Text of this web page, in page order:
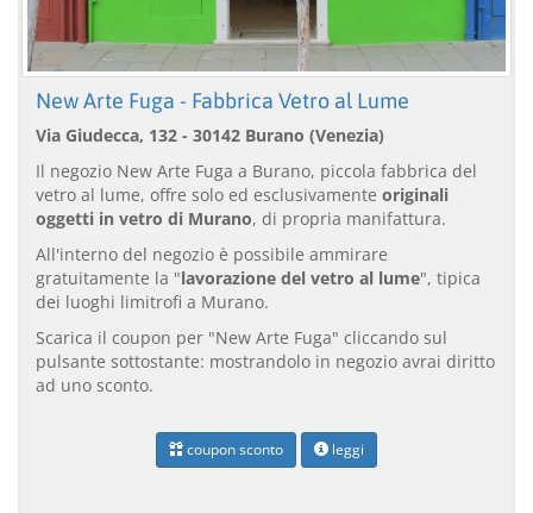
New Arte Fuga - Fabbrica Vetro al Lume
Via Giudecca, 132 - 30142 Burano (Venezia)
Il negozio New Arte Fuga a Burano, piccola fabbrica del
vetro al lume, offre solo ed esclusivamente originali
oggetti in vetro di Murano, di propria manifattura.
All'interno del negozio è possibile ammirare
gratuitamente la "lavorazione del vetro al lume", tipica
dei luoghi limitrofi a Murano.
Scarica il coupon per "New Arte Fuga" cliccando sul
pulsante sottostante: mostrandolo in negozio avrai diritto
ad uno sconto.
coupon sconto leggi